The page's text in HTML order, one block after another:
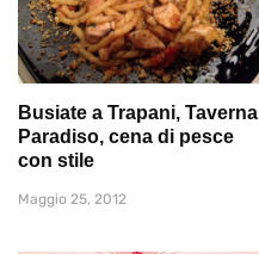
Busiate a Trapani, Taverna
Paradiso, cena di pesce
con stile
Maggio 25, 2012